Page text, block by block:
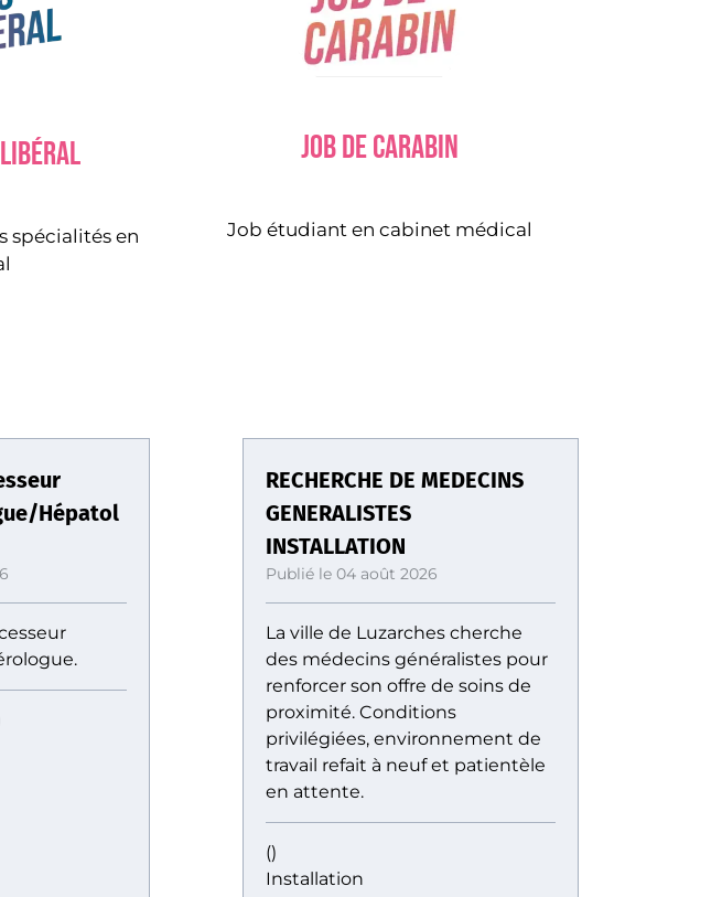
libéral
spécialités en
Job de carabin
Job étudiant en cabinet médical
Hépatol
RECHERCHE DE MEDECINS
GENERALISTES
INSTALLATION
Publié le 04 août 2026
La ville de Luzarches cherche
des médecins généralistes pour
renforcer son offre de soins de
proximité. Conditions
privilégiées, environnement de
travail refait à neuf et patientèle
en attente.
()
Installation